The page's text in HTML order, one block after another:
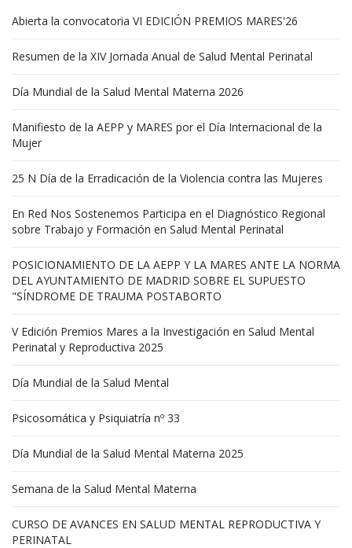
Abierta la convocatoria VI EDICIÓN PREMIOS MARES'26
Resumen de la XIV Jornada Anual de Salud Mental Perinatal
Día Mundial de la Salud Mental Materna 2026
Manifiesto de la AEPP y MARES por el Día Internacional de la
Mujer
25 N Día de la Erradicación de la Violencia contra las Mujeres
En Red Nos Sostenemos Participa en el Diagnóstico Regional
sobre Trabajo y Formación en Salud Mental Perinatal
POSICIONAMIENTO DE LA AEPP Y LA MARES ANTE LA NORMA
DEL AYUNTAMIENTO DE MADRID SOBRE EL SUPUESTO
"SÍNDROME DE TRAUMA POSTABORTO
V Edición Premios Mares a la Investigación en Salud Mental
Perinatal y Reproductiva 2025
Día Mundial de la Salud Mental
Psicosomática y Psiquiatría nº 33
Día Mundial de la Salud Mental Materna 2025
Semana de la Salud Mental Materna
CURSO DE AVANCES EN SALUD MENTAL REPRODUCTIVA Y
PERINATAL